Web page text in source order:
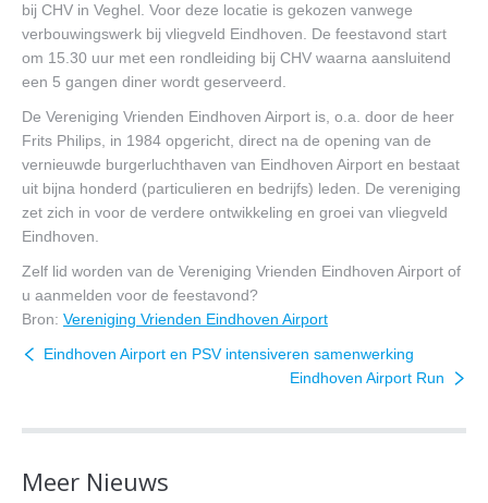
bij CHV in Veghel. Voor deze locatie is gekozen vanwege
verbouwingswerk bij vliegveld Eindhoven. De feestavond start
om 15.30 uur met een rondleiding bij CHV waarna aansluitend
een 5 gangen diner wordt geserveerd.
De Vereniging Vrienden Eindhoven Airport is, o.a. door de heer
Frits Philips, in 1984 opgericht, direct na de opening van de
vernieuwde burgerluchthaven van Eindhoven Airport en bestaat
uit bijna honderd (particulieren en bedrijfs) leden. De vereniging
zet zich in voor de verdere ontwikkeling en groei van vliegveld
Eindhoven.
Zelf lid worden van de Vereniging Vrienden Eindhoven Airport of
u aanmelden voor de feestavond?
Bron: Vereniging Vrienden Eindhoven Airport
Eindhoven Airport en PSV intensiveren samenwerking
Eindhoven Airport Run
Meer Nieuws